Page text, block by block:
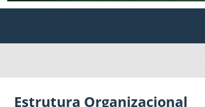
Estrutura Organizacional